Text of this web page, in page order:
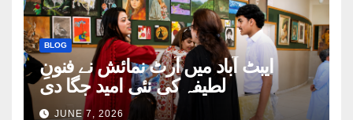
BLOG
ایبٹ آباد میں آرٹ نمائش نے فنونِ
لطیفہ کی نئی امید جگا دی
JUNE 7, 2026